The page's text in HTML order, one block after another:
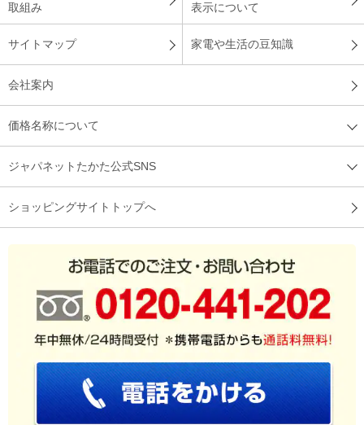
取組み
表示について
サイトマップ 家電や生活の豆知識
会社案内
価格名称について
ジャパネットたかた公式SNS
ショッピングサイトトップへ